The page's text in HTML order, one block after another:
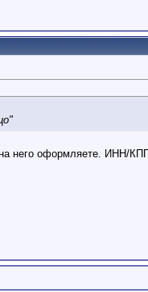
него оформляете. ИНН/